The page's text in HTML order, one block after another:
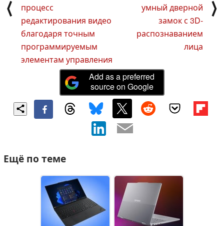
⟨
процесс
редактирования видео
благодаря точным
программируемым
элементам управления
умный дверной
замок с 3D-
распознаванием
лица
⟩
Add as a preferred
source on Google
Ещё по теме